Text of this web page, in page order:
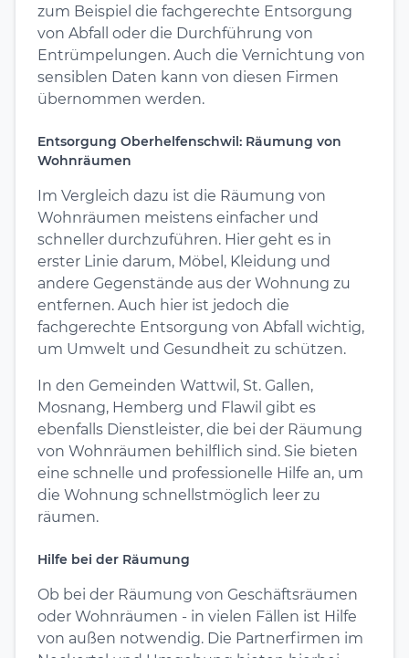
zum Beispiel die fachgerechte Entsorgung
von Abfall oder die Durchführung von
Entrümpelungen. Auch die Vernichtung von
sensiblen Daten kann von diesen Firmen
übernommen werden.
Entsorgung Oberhelfenschwil: Räumung von
Wohnräumen
Im Vergleich dazu ist die Räumung von
Wohnräumen meistens einfacher und
schneller durchzuführen. Hier geht es in
erster Linie darum, Möbel, Kleidung und
andere Gegenstände aus der Wohnung zu
entfernen. Auch hier ist jedoch die
fachgerechte Entsorgung von Abfall wichtig,
um Umwelt und Gesundheit zu schützen.
In den Gemeinden Wattwil, St. Gallen,
Mosnang, Hemberg und Flawil gibt es
ebenfalls Dienstleister, die bei der Räumung
von Wohnräumen behilflich sind. Sie bieten
eine schnelle und professionelle Hilfe an, um
die Wohnung schnellstmöglich leer zu
räumen.
Hilfe bei der Räumung
Ob bei der Räumung von Geschäftsräumen
oder Wohnräumen - in vielen Fällen ist Hilfe
von außen notwendig. Die Partnerfirmen im